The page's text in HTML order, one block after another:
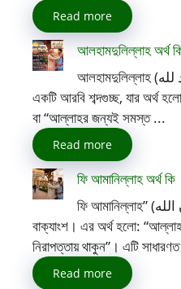
Read more
আলহামদুলিল্লাহ অর্থ
আলহামদুলিল্লাহ (الحمد لله) অর্থ কি? আলহামদুলিল্লাহ
একটি আরবি শব্দগুচ্ছ, যার অর্থ
বা “আল্লাহর জন্যই সমস্ত ...
Read more
ফি আমানিল্লাহ অর্থ কি
ফি আমানিল্লাহ” (في أمان الله) একটি আরবি
বাক্যাংশ। এর অর্থ হলো:
নিরাপত্তায় থাকুন”। এটি
Read more